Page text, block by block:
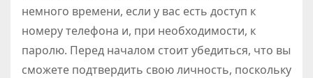
немного времени, если у вас есть доступ к
номеру телефона и, при необходимости, к
паролю. Перед началом стоит убедиться, что вы
сможете подтвердить свою личность, поскольку